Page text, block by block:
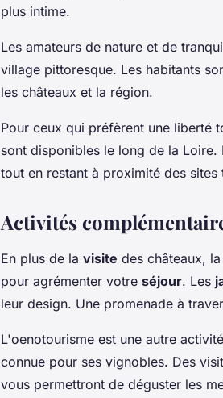
plus intime.
Les amateurs de nature et de
village pittoresque. Les habitants
les châteaux et la région.
Pour ceux qui préfèrent une liberté
sont disponibles le long de la
tout en restant à proximité des sites
Activités
En plus de la visite des châteaux,
pour agrémenter votre séjour. Les
leur design. Une promenade à
L'oenotourisme est une autre
connue pour ses vignobles. Des
vous permettront de déguster les